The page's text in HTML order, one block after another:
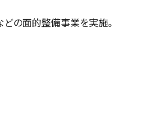
の面的整備事業を実施。